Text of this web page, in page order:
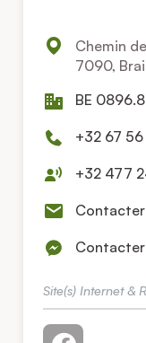
Chemin
7090,
BE
+32 67
+32 477
Site(s) Internet &